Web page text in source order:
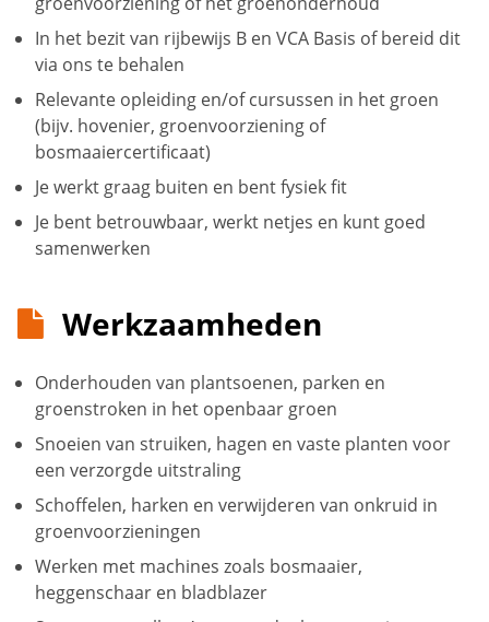
In het bezit van rijbewijs B en VCA Basis of bereid dit
via ons te behalen
Relevante opleiding en/of cursussen in het groen
(bijv. hovenier, groenvoorziening of
bosmaaiercertificaat)
Je werkt graag buiten en bent fysiek fit
Je bent betrouwbaar, werkt netjes en kunt goed
samenwerken
Werkzaamheden
Onderhouden van plantsoenen, parken en
groenstroken in het openbaar groen
Snoeien van struiken, hagen en vaste planten voor
een verzorgde uitstraling
Schoffelen, harken en verwijderen van onkruid in
groenvoorzieningen
Werken met machines zoals bosmaaier,
heggenschaar en bladblazer